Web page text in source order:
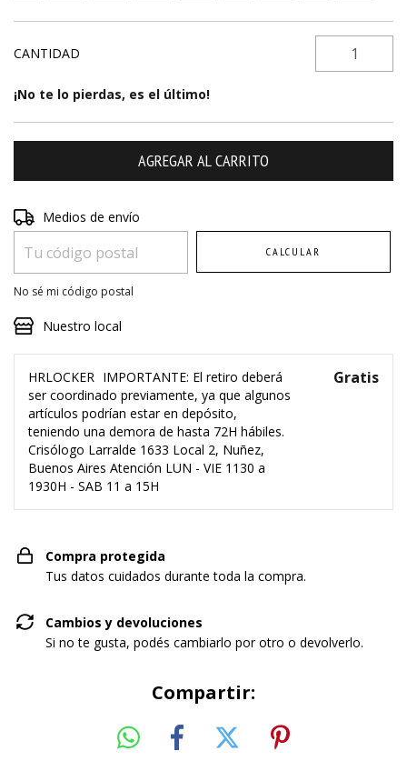
CANTIDAD
¡No te lo pierdas, es el último!
Entregas para el CP:
Medios de envío
CALCULAR
No sé mi código postal
Nuestro local
HRLOCKER IMPORTANTE: El retiro deberá
ser coordinado previamente, ya que algunos
artículos podrían estar en depósito,
teniendo una demora de hasta 72H hábiles.
Crisólogo Larralde 1633 Local 2, Nuñez,
Buenos Aires Atención LUN - VIE 1130 a
1930H - SAB 11 a 15H
Gratis
Compra protegida
Tus datos cuidados durante toda la compra.
Cambios y devoluciones
Si no te gusta, podés cambiarlo por otro o devolverlo.
Compartir: